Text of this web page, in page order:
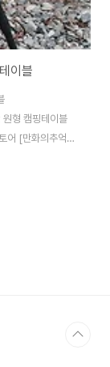
이블
캠핑테이블
어 [만화의추억
피크닉 미니